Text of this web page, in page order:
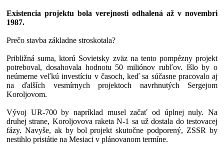
Existencia projektu bola verejnosti odhalená až v novembri
1987.
Prečo stavba základne stroskotala?
Približná suma, ktorú Sovietsky zväz na tento pompézny projekt
potreboval, dosahovala hodnotu 50 miliónov rubľov. Išlo by o
neúmerne veľkú investíciu v časoch, keď sa súčasne pracovalo aj
na ďalších vesmírnych projektoch navrhnutých Sergejom
Koroljovom.
Vývoj UR-700 by napríklad musel začať od úplnej nuly. Na
druhej strane, Koroljovova raketa N-1 sa už dostala do testovacej
fázy. Navyše, ak by bol projekt skutočne podporený, ZSSR by
nestihlo pristátie na Mesiaci v plánovanom termíne.